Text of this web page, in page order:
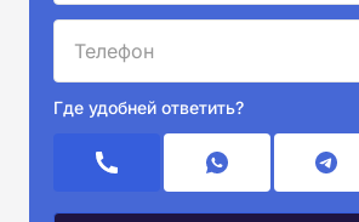
Где удобней ответить?